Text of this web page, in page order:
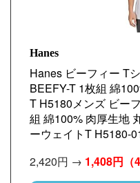
Hanes
Hanes ビーフィー T
BEEFY-T 1枚組 綿
T H5180メンズ ビー
組 綿100% 肉厚生地
ーウェイトT H5180-
2,420円 → 1,408円